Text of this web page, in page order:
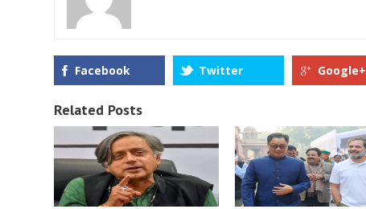
Facebook Twitter Google+
Related Posts